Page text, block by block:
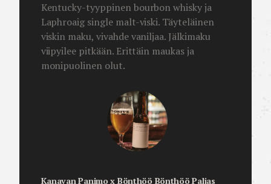
Kentucky-tyyppinen bourbon whisky ja
Laphroaig single malt-viski. Täyteläinen
viskin maku, vivahde vaniljaa. Jälkimaku
viipyilee pitkään. Erittäin maukas ja
monipuolinen olut.
Kanavan Panimo x Bönthöö Bönthöö Paljas